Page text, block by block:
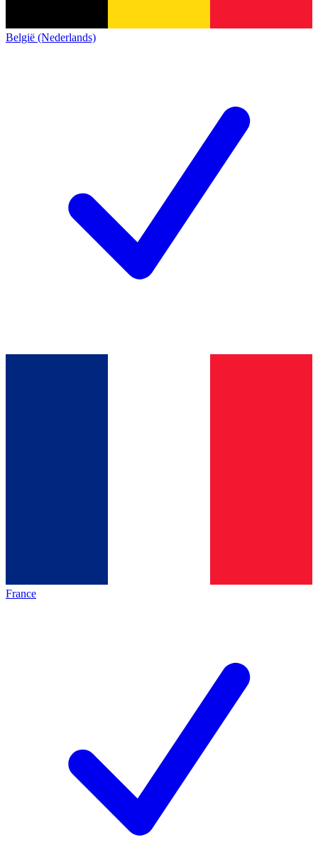
België (Nederlands)
France